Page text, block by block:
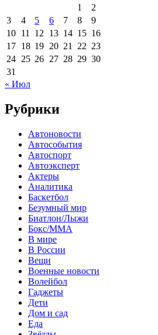
1
2
3
4 5 6 7 8
9
10 11 12 13 14 15 16
17 18 19 20 21 22 23
24 25 26 27 28 29 30
31
« Июл
Рубрики
Автоновости
Автособытия
Автоспорт
Автоэксперт
Актеры
Аналитика
Баскетбол
Безумный мир
Биатлон/Лыжи
Бокс/MMA
В мире
В России
Вещи
Военные новости
Волейбол
Гаджеты
Дети
Дом и сад
Еда